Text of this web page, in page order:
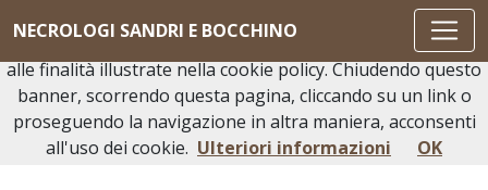
NECROLOGI SANDRI E BOCCHINO
Torna indietro
Questo sito o gli strumenti terzi da questo utilizzati si
avvalgono di cookie necessari al funzionamento ed utili
alle finalità illustrate nella cookie policy. Chiudendo questo
banner, scorrendo questa pagina, cliccando su un link o
proseguendo la navigazione in altra maniera, acconsenti
all'uso dei cookie. Ulteriori informazioni OK